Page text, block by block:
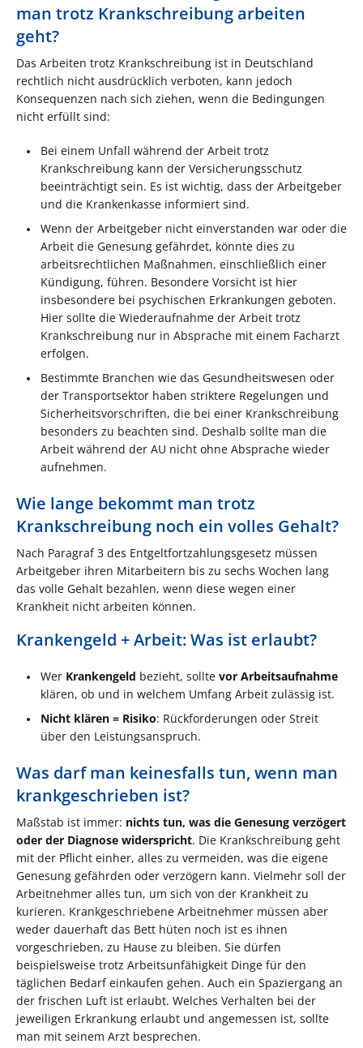
man trotz Krankschreibung arbeiten
geht?
Das Arbeiten trotz Krankschreibung ist in Deutschland
rechtlich nicht ausdrücklich verboten, kann jedoch
Konsequenzen nach sich ziehen, wenn die Bedingungen
nicht erfüllt sind:
Bei einem Unfall während der Arbeit trotz
Krankschreibung kann der Versicherungsschutz
beeinträchtigt sein. Es ist wichtig, dass der Arbeitgeber
und die Krankenkasse informiert sind.
Wenn der Arbeitgeber nicht einverstanden war oder die
Arbeit die Genesung gefährdet, könnte dies zu
arbeitsrechtlichen Maßnahmen, einschließlich einer
Kündigung, führen. Besondere Vorsicht ist hier
insbesondere bei psychischen Erkrankungen geboten.
Hier sollte die Wiederaufnahme der Arbeit trotz
Krankschreibung nur in Absprache mit einem Facharzt
erfolgen.
Bestimmte Branchen wie das Gesundheitswesen oder
der Transportsektor haben striktere Regelungen und
Sicherheitsvorschriften, die bei einer Krankschreibung
besonders zu beachten sind. Deshalb sollte man die
Arbeit während der AU nicht ohne Absprache wieder
aufnehmen.
Wie lange bekommt man trotz
Krankschreibung noch ein volles Gehalt?
Nach Paragraf 3 des Entgeltfortzahlungsgesetz müssen
Arbeitgeber ihren Mitarbeitern bis zu sechs Wochen lang
das volle Gehalt bezahlen, wenn diese wegen einer
Krankheit nicht arbeiten können.
Krankengeld + Arbeit: Was ist erlaubt?
Wer Krankengeld bezieht, sollte vor Arbeitsaufnahme
klären, ob und in welchem Umfang Arbeit zulässig ist.
Nicht klären = Risiko: Rückforderungen oder Streit
über den Leistungsanspruch.
Was darf man keinesfalls tun, wenn man
krankgeschrieben ist?
Maßstab ist immer: nichts tun, was die Genesung verzögert
oder der Diagnose widerspricht. Die Krankschreibung geht
mit der Pflicht einher, alles zu vermeiden, was die eigene
Genesung gefährden oder verzögern kann. Vielmehr soll der
Arbeitnehmer alles tun, um sich von der Krankheit zu
kurieren. Krankgeschriebene Arbeitnehmer müssen aber
weder dauerhaft das Bett hüten noch ist es ihnen
vorgeschrieben, zu Hause zu bleiben. Sie dürfen
beispielsweise trotz Arbeitsunfähigkeit Dinge für den
täglichen Bedarf einkaufen gehen. Auch ein Spaziergang an
der frischen Luft ist erlaubt. Welches Verhalten bei der
jeweiligen Erkrankung erlaubt und angemessen ist, sollte
man mit seinem Arzt besprechen.